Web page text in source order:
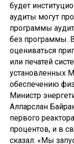
будет
аудиты могут
программы
без программы.
оцениваться
или печатей
установленных
обеспечению
Министр
Алпарслан
первого
процентов, и в
сказал: «Мы